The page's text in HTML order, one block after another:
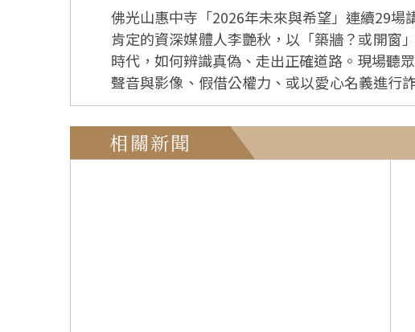
佛光山惠中寺「2026年未來與希望」連續29
肯定的資深媒體人李艷秋，以「築牆？或開窗
時代，如何辨識真偽、走出正確道路。現場聽眾595人，同時線上觀賞
聲音與影像、假借公權力、或以愛心名義進行
月受理詐騙案件逾5萬件，有75%民眾曾接收詐騙訊
艷秋表示，部分媒體缺乏查證、立場偏頗，甚
自甘追隨網路社群平台起舞；也有透過誇大標題、
所受的新聞教育始終強調「查證」的重要性
觀點，「現在的傳播環境，像一條湍急河流
神，透過正向報導發揮影響力，成為社會中的清流。」她認為
驗是訪問張學良，行前被告知訪談內容不能
辱使命，完成西安事變中當事者的第一手資料，內容
指出，媒體應具備獨立監督與提供正確資訊
先冷靜看全局、再全方位蒐證、以邏輯推論
相關新聞